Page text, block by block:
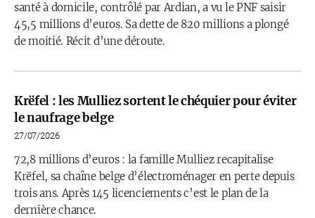
santé à domicile, contrôlé par Ardian, a vu le PNF saisir
45,5 millions d’euros. Sa dette de 820 millions a plongé
de moitié. Récit d’une déroute.
Krëfel : les Mulliez sortent le chéquier pour éviter
le naufrage belge
27/07/2026
72,8 millions d’euros : la famille Mulliez recapitalise
Krëfel, sa chaîne belge d’électroménager en perte depuis
trois ans. Après 145 licenciements c’est le plan de la
dernière chance.